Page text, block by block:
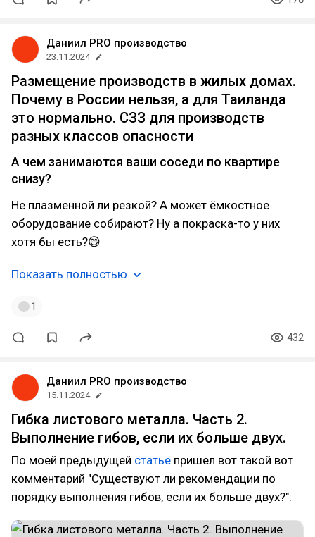
Даниил PRO производство
23.11.2024
Размещение производств в жилых домах.
Почему в России нельзя, а для Таиланда
это нормально. СЗЗ для производств
разных классов опасности
А чем занимаются ваши соседи по квартире
снизу?
Не плазменной ли резкой? А может ёмкостное
оборудование собирают? Ну а покраска-то у них
хотя бы есть?😄
Показать полностью
1
432
Даниил PRO производство
15.11.2024
Гибка листового металла. Часть 2.
Выполнение гибов, если их больше двух.
По моей предыдущей статье пришел вот такой вот
комментарий "Существуют ли рекомендации по
порядку выполнения гибов, если их больше двух?":